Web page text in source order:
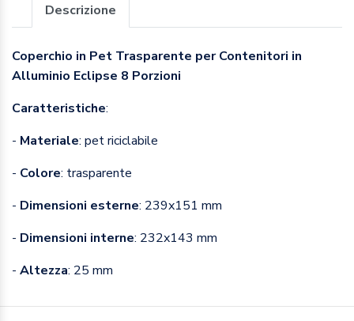
Descrizione
Coperchio in Pet Trasparente per Contenitori in
Alluminio Eclipse 8 Porzioni
Caratteristiche:
- Materiale: pet riciclabile
- Colore: trasparente
- Dimensioni esterne: 239x151 mm
- Dimensioni interne: 232x143 mm
- Altezza: 25 mm